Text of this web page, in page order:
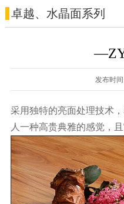
卓越、水晶面系列
发布时
采用独特的亮面处理技术
人一种高贵典雅的感觉，